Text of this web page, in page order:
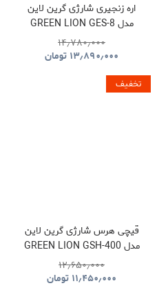
اره زنجیری شارژی گرین لاین
مدل GREEN LION GES-8
BRUSHLESS CORDLESS
CHAINSAW GNOCSWTLGN
۱۴٫۷۸۰٫۰۰۰
۱۳٫۸۹۰٫۰۰۰ تومان
تخفیف
قیچی هرس شارژی گرین لاین
مدل GREEN LION GSH-400
ELECTRIC PRUNING
SHEARS TOOL CORDLESS
۱۲٫۶۵۰٫۰۰۰
۱۱٫۴۵۰٫۰۰۰ تومان